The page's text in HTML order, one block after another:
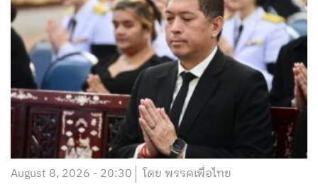
August 8, 2026 - 20:30 โดย พรรคเพื่อไทย